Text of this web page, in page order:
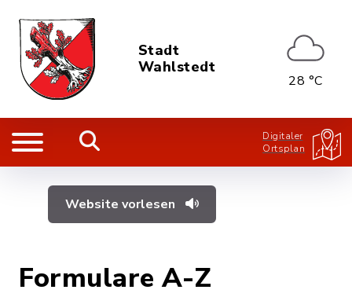
Stadt
Wahlstedt
28 °C
Digitaler
Ortsplan
Website vorlesen
Formulare A-Z